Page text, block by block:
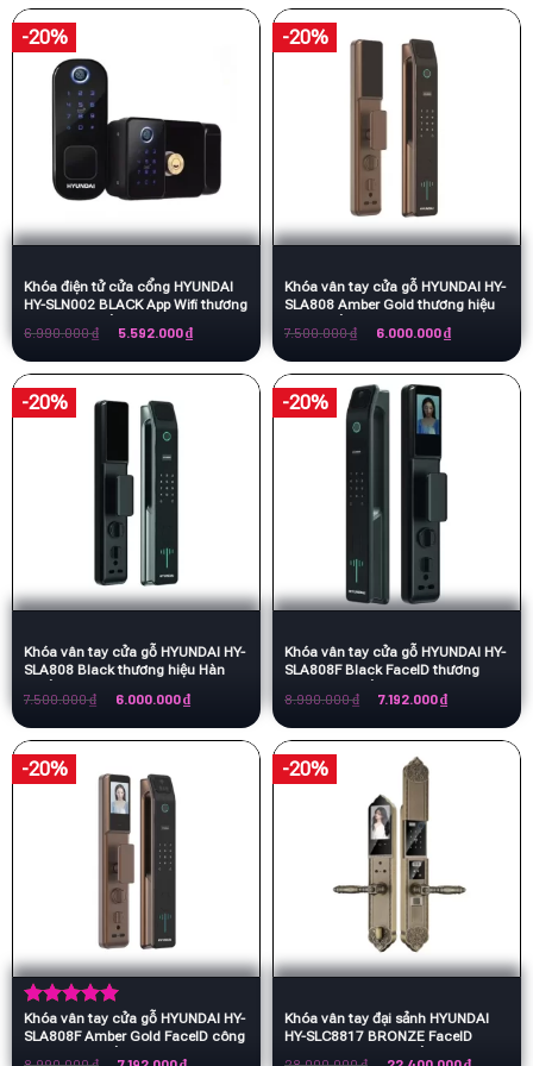
4.990.000 ₫. là:
3.992.000 ₫.
4.990.000 ₫. là:
3.992.000 ₫.
-20%
Khóa điện tử cửa cổng HYUNDAI
HY-SLN002 BLACK App Wifi thương
6.990.000₫
Giá
là:
6.990.000 ₫.
5.592.000₫Giá
hiện
tại
là:
5.592.000 ₫.
-20%
Khóa vân tay cửa gỗ HYUNDAI HY-
SLA808 Amber Gold thương hiệu
7.500.000₫
Giá
là:
7.500.000 ₫.
6.000.000₫Giá
hiện
tại
là:
6.000.000 ₫.
-20%
Khóa vân tay cửa gỗ HYUNDAI HY-
SLA808 Black thương hiệu Hàn
7.500.000₫
Giá
là:
7.500.000 ₫.
6.000.000₫Giá
hiện
tại
là:
6.000.000 ₫.
-20%
Khóa vân tay cửa gỗ HYUNDAI HY-
SLA808F Black FaceID thương
8.990.000₫
Giá
là:
8.990.000 ₫.
7.192.000₫Giá
hiện
tại
là:
7.192.000 ₫.
-20%
Khóa vân tay cửa gỗ HYUNDAI HY-
SLA808F Amber Gold FaceID công
Được xếp
hạng5.00
5 sao
-20%
Khóa vân tay đại sảnh HYUNDAI
HY-SLC8817 BRONZE FaceID